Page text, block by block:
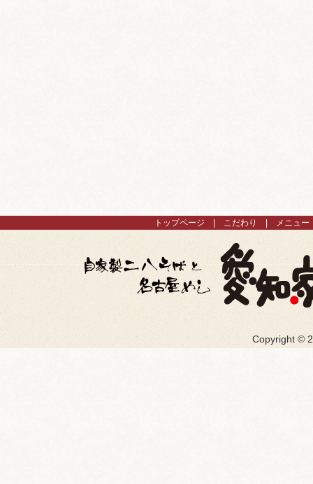
トップページ こだわり メニュー
Copyright ©